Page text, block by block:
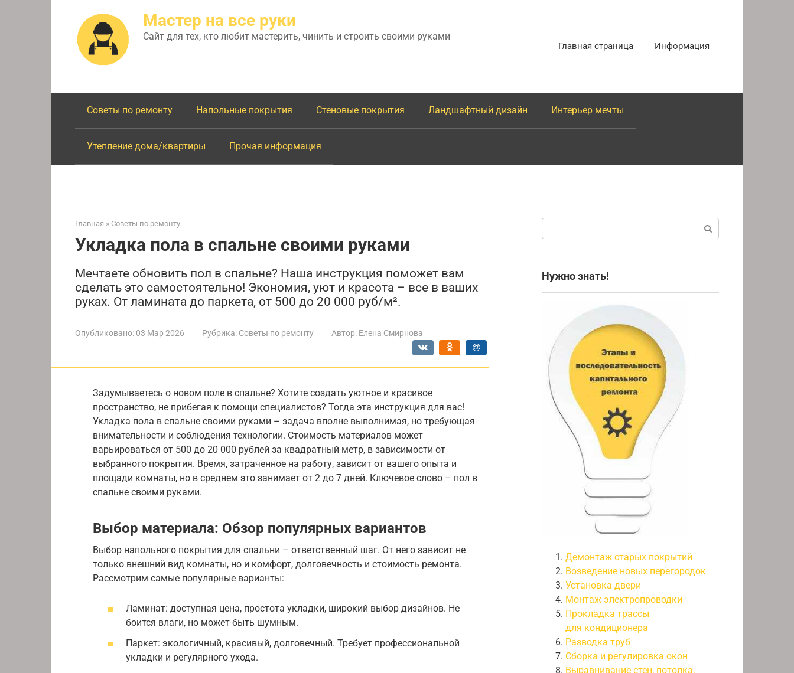
Мастер на все руки
Сайт для тех, кто любит мастерить, чинить и строить своими руками
Главная страница Информация
Советы по ремонту Напольные покрытия Стеновые покрытия Ландшафтный дизайн Интерьер мечты
Утепление дома/квартиры Прочая информация
Главная » Советы по ремонту
Укладка пола в спальне своими руками
Мечтаете обновить пол в спальне? Наша инструкция поможет вам
сделать это самостоятельно! Экономия, уют и красота – все в ваших
руках. От ламината до паркета, от 500 до 20 000 руб/м².
Опубликовано: 03 Мар 2026 Рубрика: Советы по ремонту Автор: Елена Смирнова
Задумываетесь о новом поле в спальне? Хотите создать уютное и красивое
пространство, не прибегая к помощи специалистов? Тогда эта инструкция для вас!
Укладка пола в спальне своими руками – задача вполне выполнимая, но требующая
внимательности и соблюдения технологии. Стоимость материалов может
варьироваться от 500 до 20 000 рублей за квадратный метр, в зависимости от
выбранного покрытия. Время, затраченное на работу, зависит от вашего опыта и
площади комнаты, но в среднем это занимает от 2 до 7 дней. Ключевое слово – пол в
спальне своими руками.
Выбор материала: Обзор популярных вариантов
Выбор напольного покрытия для спальни – ответственный шаг. От него зависит не
только внешний вид комнаты, но и комфорт, долговечность и стоимость ремонта.
Рассмотрим самые популярные варианты:
Ламинат: доступная цена, простота укладки, широкий выбор дизайнов. Не
боится влаги, но может быть шумным.
Паркет: экологичный, красивый, долговечный. Требует профессиональной
укладки и регулярного ухода.
Нужно знать!
Демонтаж старых покрытий
Возведение новых перегородок
Установка двери
Монтаж электропроводки
Прокладка трассы
для кондиционера
Разводка труб
Сборка и регулировка окон
Выравнивание стен, потолка,